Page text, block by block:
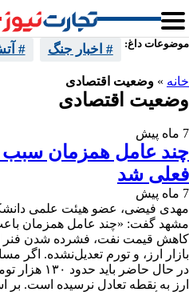
موضوعات داغ: # اخبار جنگ #
خانه » وضعیت اقتصادی
وضعیت اقتصادی
7 ماه پیش
چند عامل همزمان
فعلی شد
7 ماه پیش
مهدی فیضی، عضو هیئت علمی
مشهد گفت: «چند عامل همزمان
کاهش قیمت نفت، فشرده شدن فنر
بازار ارز، و تورم تعدیل‌نشده. اگر
در حال حاضر
ارز به نقطه تعادل نرسیده است. بر